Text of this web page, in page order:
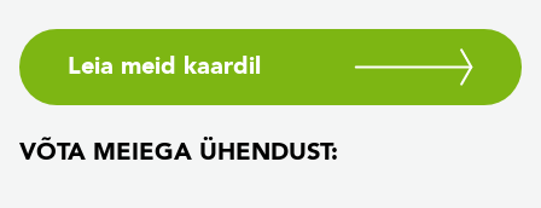
Leia meid kaardil
VÕTA MEIEGA ÜHENDUST: